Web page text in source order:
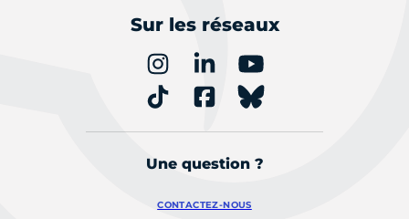
Sur les réseaux
Une question ?
CONTACTEZ-NOUS